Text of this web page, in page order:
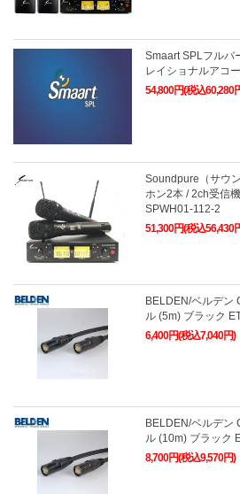
Smaart SPLフルバ
レイショナルアコ
54,800円(税込60,280
Soundpure（サウ
ホン2本 / 2ch受信
SPWH01-112-2
51,300円(税込56,430
BELDEN/ベルデン
ル (5m) ブラック
6,400円(税込7,040円)
BELDEN/ベルデン
ル (10m) ブラック
8,700円(税込9,570円)